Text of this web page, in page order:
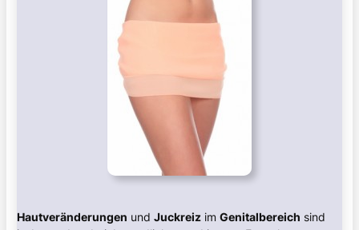
Hautveränderungen undJuckreiz imGenitalbereich sind